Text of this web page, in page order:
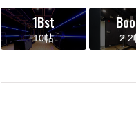
1Bst
10帖 2.2